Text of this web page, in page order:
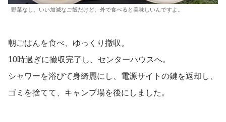
野菜なし、いい加減なご飯だけど、外で食べると美味しいんですよ。
朝ごはんを食べ、ゆっくり撤収。
10時過ぎに撤収完了し、センターハウスへ。
シャワーを浴びて身綺麗にし、電源サイトの鍵を返却し、
ゴミを捨てて、キャンプ場を後にしました。